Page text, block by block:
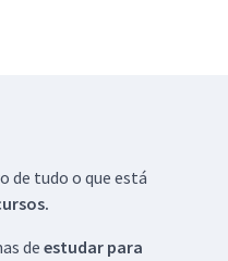
de tudo o que está
de estudar para